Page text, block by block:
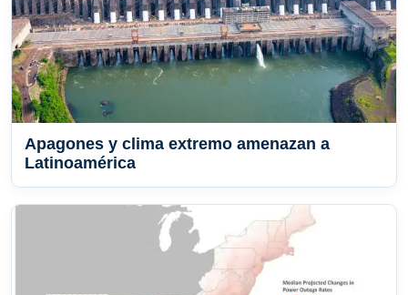
Apagones y clima extremo amenazan a
Latinoamérica